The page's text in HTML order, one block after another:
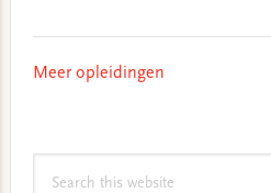
Meer opleidingen